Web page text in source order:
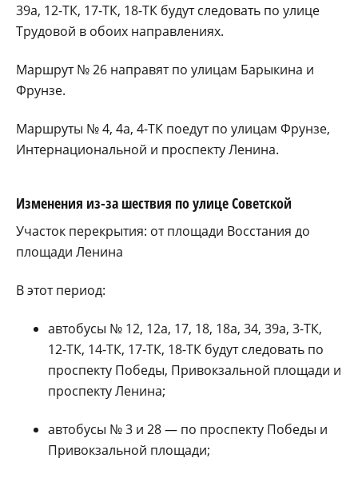
39а, 12-ТК, 17-ТК, 18-ТК будут следовать по улице
Трудовой в обоих направлениях.
Маршрут№ 26 направятпо улицам Барыкина и
Фрунзе.
Маршруты № 4, 4а, 4-ТК поедутпо улицам Фрунзе,
Интернациональной и проспекту Ленина.
Изменения из-за шествия по улице Советской
Участок перекрытия: от площади Восстания до
площади Ленина
В этот период:
автобусы № 12, 12а, 17, 18, 18а, 34, 39а, 3-ТК,
12-ТК, 14-ТК, 17-ТК, 18-ТК будут следовать по
проспекту Победы, Привокзальной площади и
проспекту Ленина;
автобусы № 3 и 28— по проспекту Победы и
Привокзальной площади;